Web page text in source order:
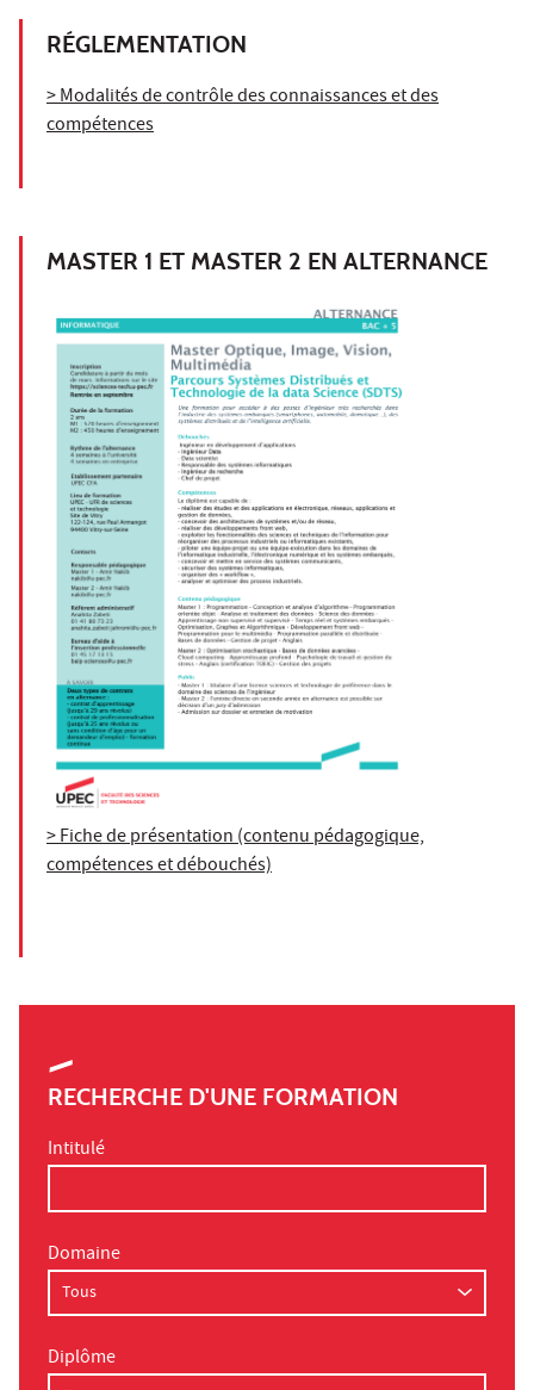
RÉGLEMENTATION
> Modalités de contrôle des connaissances et des
compétences
MASTER 1 ET MASTER 2 EN ALTERNANCE
> Fiche de présentation (contenu pédagogique,
compétences et débouchés)
RECHERCHE D'UNE FORMATION
Intitulé
Domaine
Diplôme